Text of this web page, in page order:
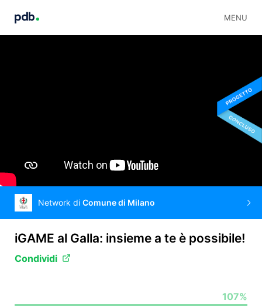
MENU
EN
Network di Comune di Milano
iGAME al Galla: insieme a te è possibile!
Condividi
107%